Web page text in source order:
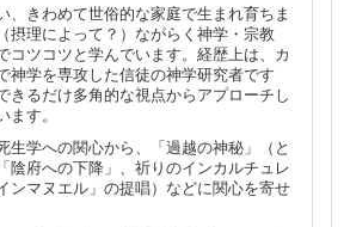
、きわめて世俗的な家庭で生まれ育ちま
摂理によって？）ながらく神学・宗教
コツコツと学んでいます。経歴上は、カ
神学を専攻した信徒の神学研究者です
きるだけ多角的な視点からアプローチし
す。
生学への関心から、「過越の神秘」（と
陰府への下降」、祈りのインカルチュレ
ンマヌエル」の提唱）などに関心を寄せ